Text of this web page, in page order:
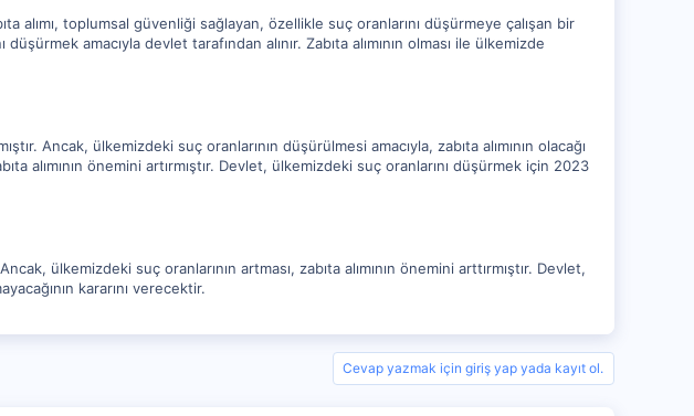
alımı, toplumsal güvenliği sağlayan, özellikle suç oranlarını düşürmeye çalışan bir
amacıyla devlet tarafından alınır. Zabıta alımının olması ile ülkemizde
Ancak, ülkemizdeki suç oranlarının düşürülmesi amacıyla, zabıta alımının olacağı
alımının önemini artırmıştır. Devlet, ülkemizdeki suç oranlarını düşürmek için 2023
ülkemizdeki suç oranlarının artması, zabıta alımının önemini arttırmıştır. Devlet,
kararını verecektir.
Cevap yazmak için giriş yap yada kayıt ol.